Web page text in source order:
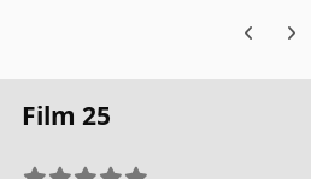
Previous
Film 25